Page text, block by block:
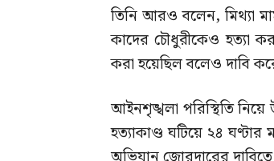
তিনি আরও বলেন, মিথ্যা
কাদের চৌধুরীকেও হত্যা
করা হয়েছিল বলেও দাবি
আইনশৃঙ্খলা পরিস্থিতি
হত্যাকাণ্ড ঘটিয়ে ২৪ ঘণ্টার